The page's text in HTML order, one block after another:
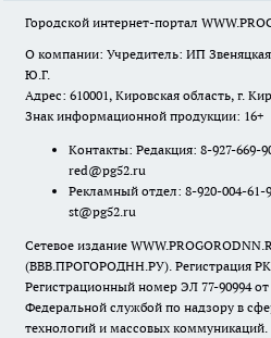
Городской интернет-портал
О компании: Учредитель: ИП Звеняцкая
Ю.Г.
Адрес: 610001, Кировская область, г.
Знак информационной продукции: 16+
Контакты: Редакция: 8-927-669-
red@pg52.ru
Рекламный отдел: 8-920-004-61-
st@pg52.ru
Сетевое издание
(ВВВ.ПРОГОРОДНН.РУ). Регистрация
Регистрационный номер ЭЛ 77-90994 от
Федеральной службой по надзору в
технологий и массовых коммуникаций.